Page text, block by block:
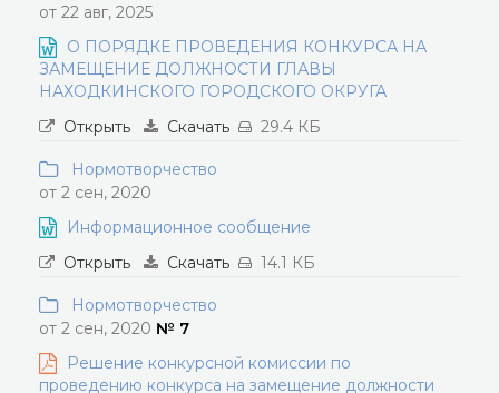
от 22 авг, 2025
О ПОРЯДКЕ ПРОВЕДЕНИЯ КОНКУРСА НА
ЗАМЕЩЕНИЕ ДОЛЖНОСТИ ГЛАВЫ
НАХОДКИНСКОГО ГОРОДСКОГО ОКРУГА
Открыть
Скачать 29.4 КБ
Нормотворчество
от 2 сен, 2020
Информационное сообщение
Открыть
Скачать 14.1 КБ
Нормотворчество
от 2 сен, 2020 № 7
Решение конкурсной комиссии по
проведению конкурса на замещение должности